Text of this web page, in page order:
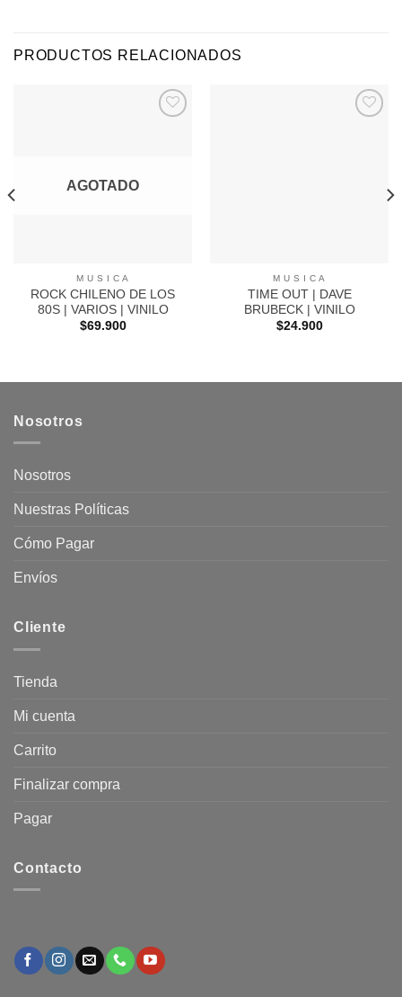
PRODUCTOS RELACIONADOS
AGOTADO
M U S I C A
ROCK CHILENO DE LOS
80S | VARIOS | VINILO
$69.900
M U S I C A
TIME OUT | DAVE
BRUBECK | VINILO
$24.900
Nosotros
Nosotros
Nuestras Políticas
Cómo Pagar
Envíos
Cliente
Tienda
Mi cuenta
Carrito
Finalizar compra
Pagar
Contacto